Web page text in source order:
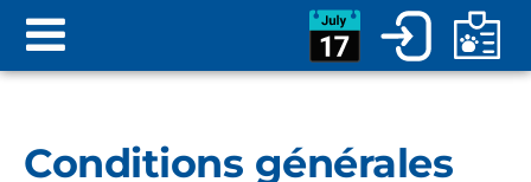
Conditions générales